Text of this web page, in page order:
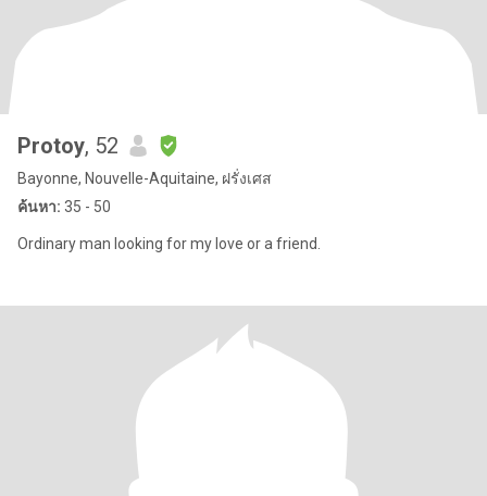
Protoy, 52
Bayonne, Nouvelle-Aquitaine, ฝรั่งเศส
ค้นหา: 35 - 50
Ordinary man looking for my love or a friend.